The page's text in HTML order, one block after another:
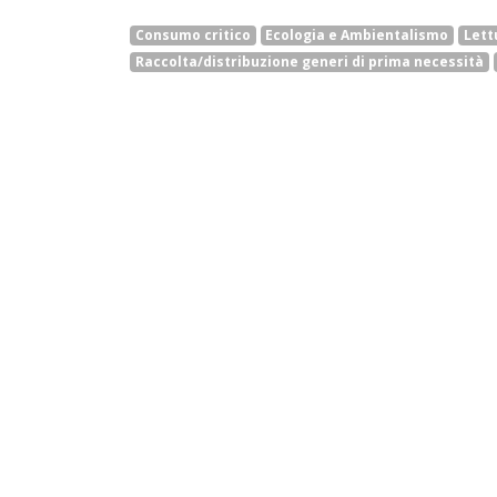
Consumo critico Ecologia e Ambientalismo
Raccolta/distribuzione generi di prima necessità